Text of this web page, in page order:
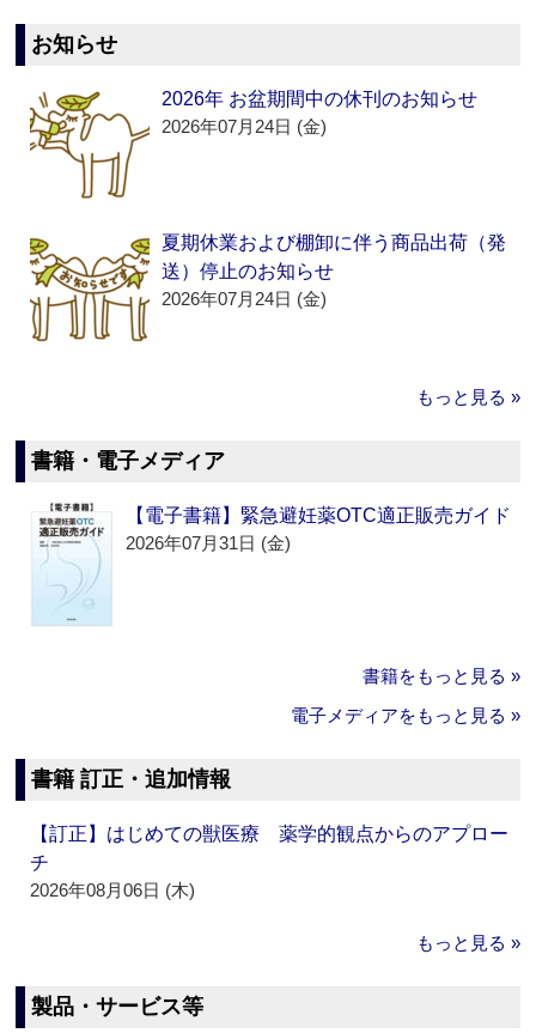
お知らせ
2026年 お盆期間中の休刊のお知らせ
2026年07月24日 (金)
夏期休業および棚卸に伴う商品出荷（発
送）停止のお知らせ
2026年07月24日 (金)
もっと見る »
書籍・電子メディア
【電子書籍】緊急避妊薬OTC適正販売ガイド
2026年07月31日 (金)
書籍をもっと見る »
電子メディアをもっと見る »
書籍 訂正・追加情報
【訂正】はじめての獣医療 薬学的観点からのアプロー
チ
2026年08月06日 (木)
もっと見る »
製品・サービス等